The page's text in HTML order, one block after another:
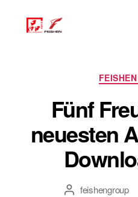
Fünf
neuesten
feishengroup